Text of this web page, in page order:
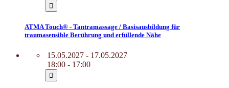
ATMA Touch® - Tantramassage / Basisausbildung für
traumasensible Berührung und erfüllende Nähe
15.05.2027 - 17.05.2027
18:00 - 17:00